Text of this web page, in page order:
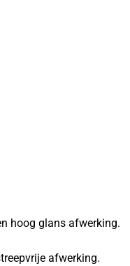
hoog glans afwerking.
afwerking.